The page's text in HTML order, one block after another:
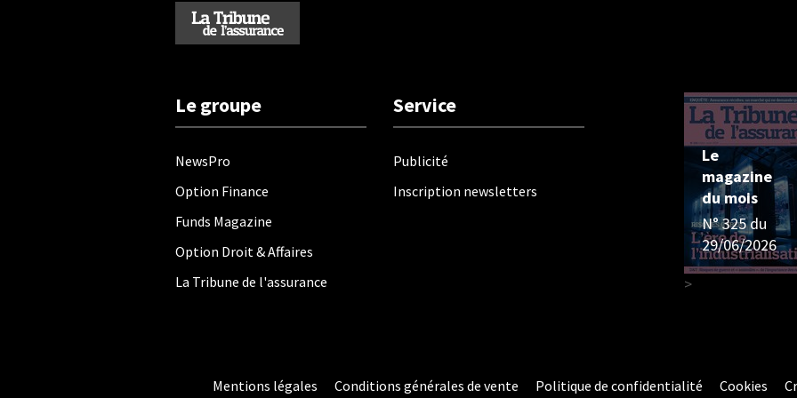
Le groupe
NewsPro
Option Finance
Funds Magazine
Option Droit & Affaires
La Tribune de l'assurance
Service
Publicité
Inscription newsletters
Le
magazine
du mois
N° 325 du
29/06/2026
>
Mentions légales Conditions générales de vente Politique de confidentialité Cookies